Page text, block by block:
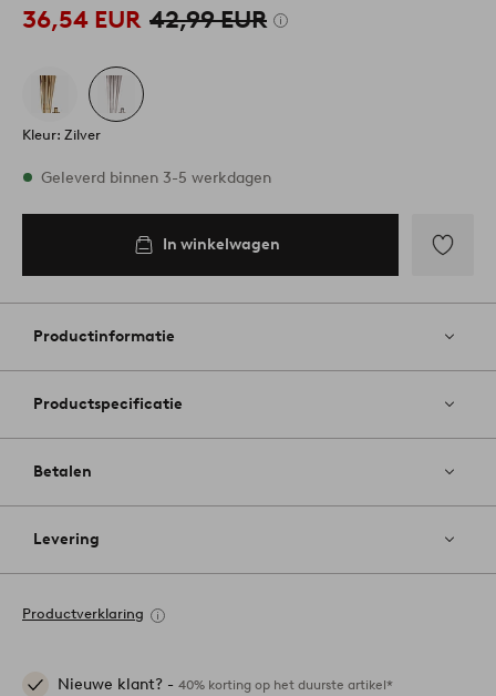
36,54 EUR 42,99 EUR
Kleur: Zilver
Op voorraad
Geleverd binnen 3-5 werkdagen
In winkelwagen
aan
Productinformatie
Productspecificatie
Betalen
Levering
Productverklaring
Nieuwe klant? - 40% korting op het duurste artikel*